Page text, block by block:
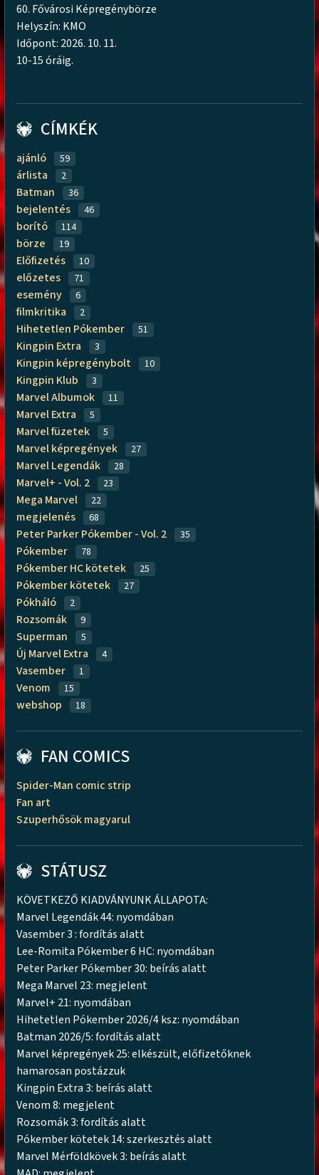
60. Fővárosi Képregénybörze
Helyszín: KMO
Időpont: 2026. 10. 11.
10-15 óráig.
CÍMKÉK
ajánló 59
árlista 2
Batman 36
bejelentés 46
borító 114
börze 19
Előfizetés 10
előzetes 71
esemény 6
filmkritika 2
Hihetetlen Pókember 51
Kingpin Extra 3
Kingpin képregénybolt 10
Kingpin Klub 3
Marvel Albumok 11
Marvel Extra 5
Marvel füzetek 5
Marvel képregények 27
Marvel Legendák 28
Marvel+ - Vol. 2 23
Mega Marvel 22
megjelenés 68
Peter Parker Pókember - Vol. 2 35
Pókember 78
Pókember HC kötetek 25
Pókember kötetek 27
Pókháló 2
Rozsomák 9
Superman 5
Új Marvel Extra 4
Vasember 1
Venom 15
webshop 18
FAN COMICS
Spider-Man comic strip
Fan art
Szuperhősök magyarul
STÁTUSZ
KÖVETKEZŐ KIADVÁNYUNK ÁLLAPOTA:
Marvel Legendák 44: nyomdában
Vasember 3 : fordítás alatt
Lee-Romita Pókember 6 HC: nyomdában
Peter Parker Pókember 30: beírás alatt
Mega Marvel 23: megjelent
Marvel+ 21: nyomdában
Hihetetlen Pókember 2026/4 ksz: nyomdában
Batman 2026/5: fordítás alatt
Marvel képregények 25: elkészült, előfizetőknek
hamarosan postázzuk
Kingpin Extra 3: beírás alatt
Venom 8: megjelent
Rozsomák 3: fordítás alatt
Pókember kötetek 14: szerkesztés alatt
Marvel Mérföldkövek 3: beírás alatt